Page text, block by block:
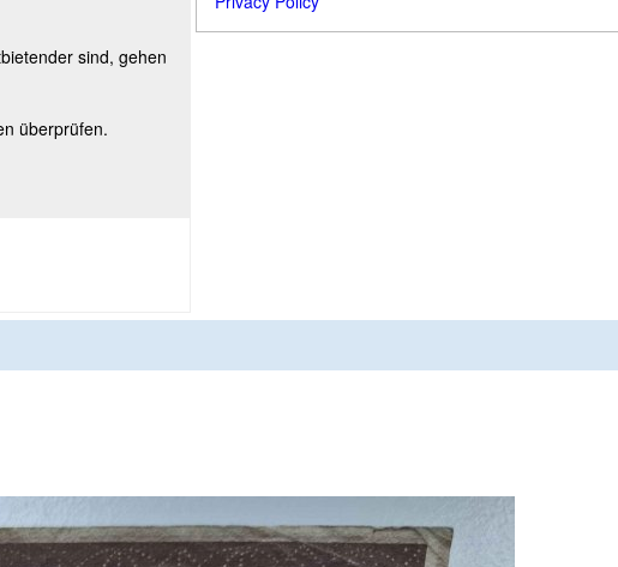
sind, gehen
überprüfen.